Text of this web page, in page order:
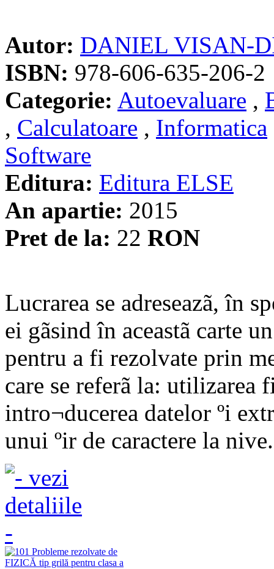
Autor: DANIEL VISAN-
ISBN: 978-606-635-206-2
Categorie: Autoevaluare ,
, Calculatoare , Informatica
Software
Editura: Editura ELSE
An apartie: 2015
Pret de la: 22 RON
Lucrarea se adreseazã, în
ei gãsind în aceastã carte
pentru a fi rezolvate prin
care se referã la: utilizarea
intro¬ducerea datelor ºi
unui ºir de caractere la